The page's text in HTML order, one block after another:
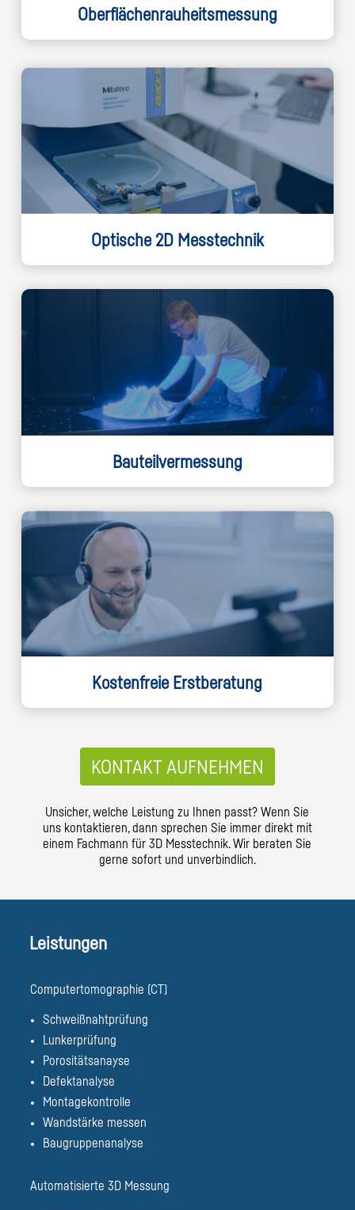
Oberflächenrauheitsmessung
Optische 2D Messtechnik
Bauteilvermessung
Kostenfreie Erstberatung
KONTAKT AUFNEHMEN
Unsicher, welche Leistung zu Ihnen passt? Wenn Sie
uns kontaktieren, dann sprechen Sie immer direkt mit
einem Fachmann für 3D Messtechnik. Wir beraten Sie
gerne sofort und unverbindlich.
Leistungen
Computertomographie (CT)
Schweißnahtprüfung
Lunkerprüfung
Porositätsanayse
Defektanalyse
Montagekontrolle
Wandstärke messen
Baugruppenanalyse
Automatisierte 3D Messung